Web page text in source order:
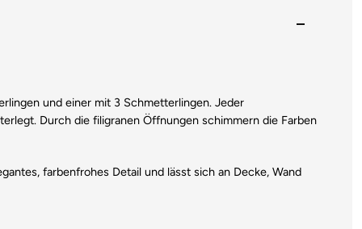
und einer mit 3 Schmetterlingen. Jeder
Durch die filigranen Öffnungen schimmern die Farben
farbenfrohes Detail und lässt sich an Decke, Wand